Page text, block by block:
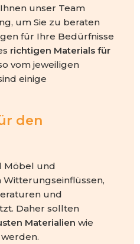
unser Team
um Sie zu beraten
für Ihre Bedürfnisse
richtigen Materials für
vom jeweiligen
einige
den
Möbel und
und
Daher sollten
Materialien wie